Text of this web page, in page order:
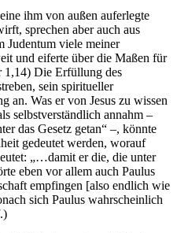
ihm von außen auferlegte
sprechen aber auch aus
Judentum viele meiner
und eiferte über die Maßen für
1,14) Die Erfüllung des
sein spiritueller
an. Was er von Jesus zu wissen
selbstverständlich annahm –
das Gesetz getan“ –, könnte
gedeutet werden, worauf
„…damit er die, die unter
eben vor allem auch Paulus
empfingen [also endlich wie
sich Paulus wahrscheinlich